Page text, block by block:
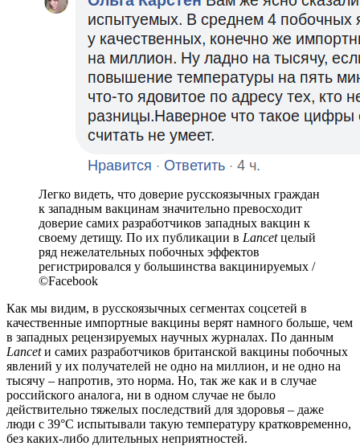
Легко видеть, что доверие русскоязычных граждан
к западным вакцинам значительно превосходит
доверие самих разработчиков западных вакцин к
своему детищу. По их публикации в Lancetцелый
ряд нежелательных побочных эффектов
регистрировался у большинства вакцинируемых /
©Facebook
Как мы видим, в русскоязычных сегментах соцсетей в
качественные импортные вакцины верят намного больше, чем
в западных рецензируемых научных журналах. По данным
Lancetи самих разработчиков британской вакцины побочных
явлений у их получателей не одно на миллион, и не одно на
тысячу – напротив, это норма. Но, так же как и в случае
российского аналога, ни в одном случае не было
действительно тяжелых последствий для здоровья – даже
люди с 39°C испытывали такую температуру кратковременно,
без каких-либо длительных неприятностей.